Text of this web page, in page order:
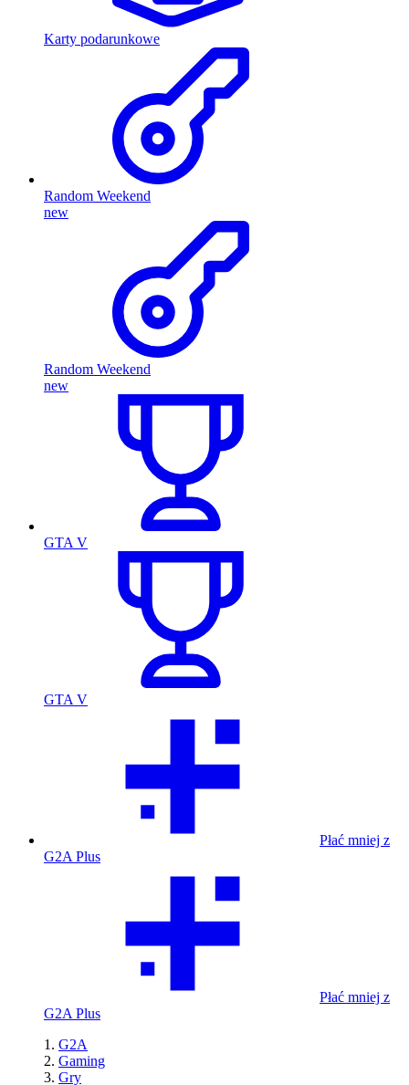
Karty podarunkowe
Random Weekend
new
Random Weekend
new
GTA V
GTA V
Płać mniej z
G2A Plus
Płać mniej z
G2A Plus
G2A
Gaming
Gry